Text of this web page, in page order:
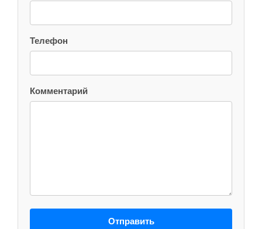
Телефон
Комментарий
Отправить